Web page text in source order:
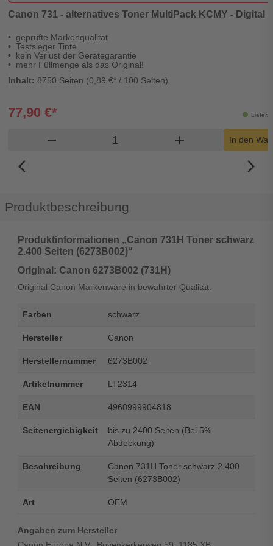
Canon 731 - alternatives Toner MultiPack KCMY - Digital
geprüfte Markenqualität
Testsieger Tinte
kein Verlust der Gerätegarantie
mehr Füllmenge als das Original!
Inhalt: 8750 Seiten (0,89 €* / 100 Seiten)
77,90 €*
remove Produkt Warenkorb Menge
add In den
arrow_back_ios_new arrow_forward_ios
Produktbeschreibung
Produktinformationen „Canon 731H Toner schwarz
2.400 Seiten (6273B002)“
Original: Canon 6273B002 (731H)
Original Canon Markenware in bewährter Qualität.
Farben schwarz
Hersteller Canon
Herstellernummer 6273B002
Artikelnummer LT2314
EAN 4960999904818
Seitenergiebigkeit
bis zu 2400 Seiten (Bei 5%
Abdeckung)
Beschreibung
Canon 731H Toner schwarz 2.400
Seiten (6273B002)
Art OEM
Angaben zum Hersteller